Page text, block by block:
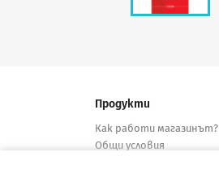
Продукти
Как работи магазинът?
Общи условия